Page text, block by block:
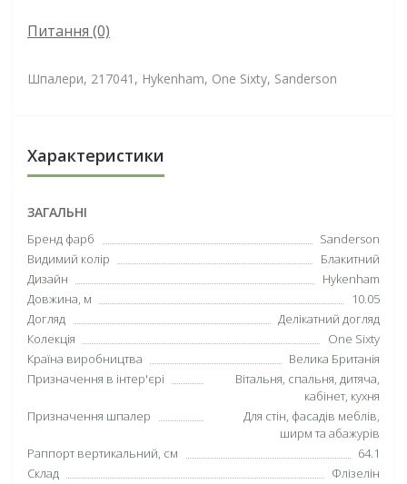
Питання (0)
Шпалери, 217041, Hykenham, One Sixty, Sanderson
Характеристики
ЗАГАЛЬНІ
Бренд фарб
Sanderson
Видимий колір
Блакитний
Дизайн
Hykenham
Довжина, м
10.05
Догляд
Делікатний догляд
Колекція
One Sixty
Країна виробництва
Велика Британія
Призначення в інтер'єрі
Вітальня, спальня, дитяча,
кабінет, кухня
Призначення шпалер
Для стін, фасадів меблів,
ширм та абажурів
Раппорт вертикальний, см
64.1
Склад
Флізелін